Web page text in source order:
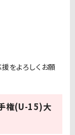
をよろしくお願
権(U-15)大